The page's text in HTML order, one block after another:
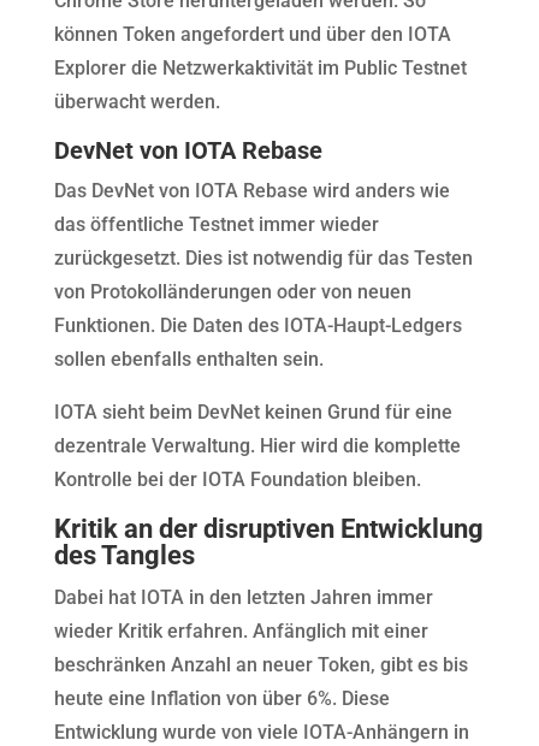
können Token angefordert und über den IOTA
Explorer die Netzwerkaktivität im Public Testnet
überwacht werden.
DevNet von IOTA Rebase
Das DevNet von IOTA Rebase wird anders wie
das öffentliche Testnet immer wieder
zurückgesetzt. Dies ist notwendig für das Testen
von Protokolländerungen oder von neuen
Funktionen. Die Daten des IOTA-Haupt-Ledgers
sollen ebenfalls enthalten sein.
IOTA sieht beim DevNet keinen Grund für eine
dezentrale Verwaltung. Hier wird die komplette
Kontrolle bei der IOTA Foundation bleiben.
Kritik an der disruptiven Entwicklung
des Tangles
Dabei hat IOTA in den letzten Jahren immer
wieder Kritik erfahren. Anfänglich mit einer
beschränken Anzahl an neuer Token, gibt es bis
heute eine Inflation von über 6%. Diese
Entwicklung wurde von viele IOTA-Anhängern in